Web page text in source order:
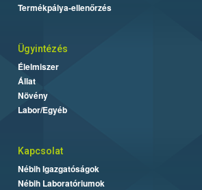
Termékpálya-ellenőrzés
Ügyintézés
Élelmiszer
Állat
Növény
Labor/Egyéb
Kapcsolat
Nébih Igazgatóságok
Nébih Laboratóriumok